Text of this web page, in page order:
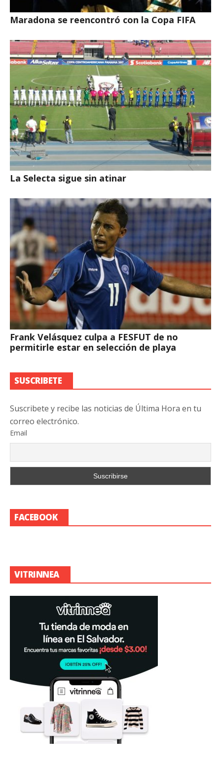
Maradona se reencontró con la Copa FIFA
La Selecta sigue sin atinar
Frank Velásquez culpa a FESFUT de no
permitirle estar en selección de playa
SUSCRIBETE
Suscribete y recibe las noticias de Última Hora en tu
correo electrónico.
Email
FACEBOOK
VITRINNEA